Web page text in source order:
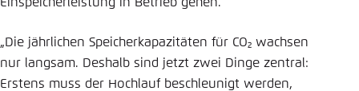
„Die jährlichen Speicherkapazitäten für CO₂ wachsen
nur langsam. Deshalb sind jetzt zwei Dinge zentral:
Erstens muss der Hochlauf beschleunigt werden,